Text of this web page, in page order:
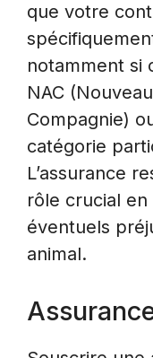
que votre
notamment si
NAC
Compagnie)
catégorie
L’assurance
rôle crucial
éventuels
animal.